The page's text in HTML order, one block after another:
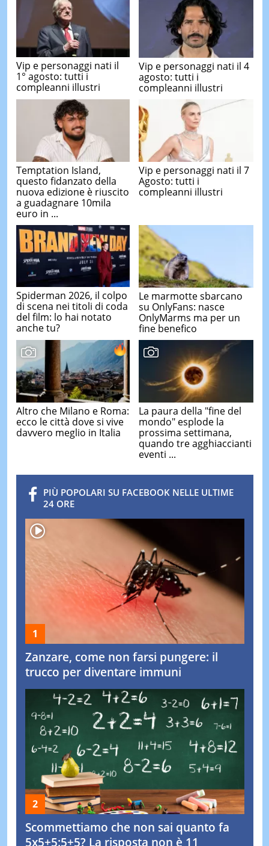
Vip e personaggi nati il
1° agosto: tutti i
compleanni illustri
Vip e personaggi nati il 4
agosto: tutti i
compleanni illustri
Temptation Island,
questo fidanzato della
nuova edizione è riuscito
a guadagnare 10mila
euro in ...
Vip e personaggi nati il 7
Agosto: tutti i
compleanni illustri
Spiderman 2026, il colpo
di scena nei titoli di coda
del film: lo hai notato
anche tu?
Le marmotte sbarcano
su OnlyFans: nasce
OnlyMarms ma per un
fine benefico
Altro che Milano e Roma:
ecco le città dove si vive
davvero meglio in Italia
La paura della "fine del
mondo" esplode la
prossima settimana,
quando tre agghiaccianti
eventi ...
PIÙ POPOLARI SU FACEBOOK NELLE ULTIME
24 ORE
Zanzare, come non farsi pungere: il
trucco per diventare immuni
Scommettiamo che non sai quanto fa
5x5+5:5+5? La risposta non è 11